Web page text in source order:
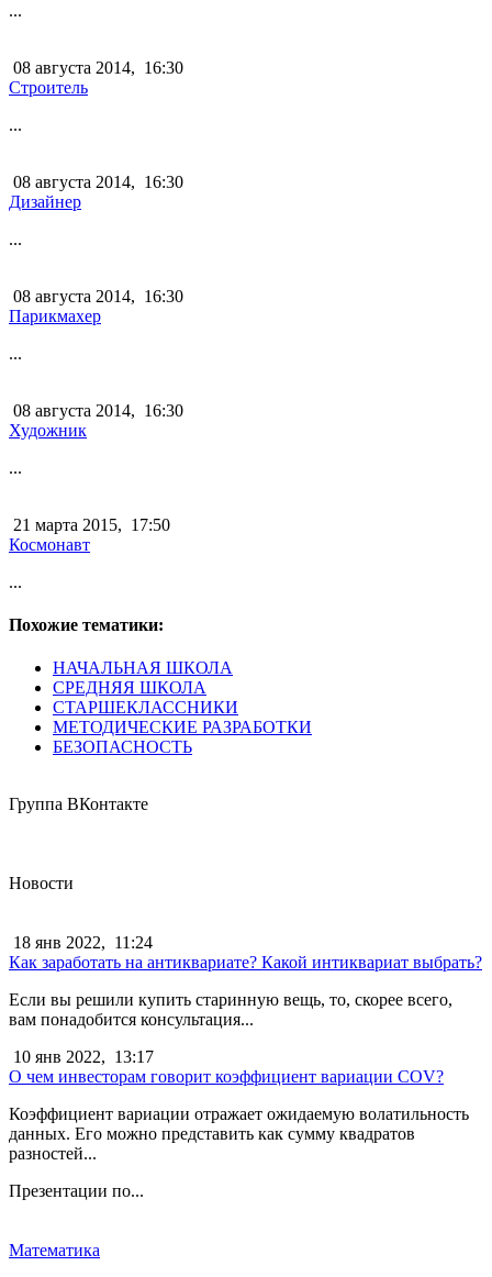
...
08 августа 2014, 16:30
Строитель
...
08 августа 2014, 16:30
Дизайнер
...
08 августа 2014, 16:30
Парикмахер
...
08 августа 2014, 16:30
Художник
...
21 марта 2015, 17:50
Космонавт
...
Похожие тематики:
НАЧАЛЬНАЯ ШКОЛА
СРЕДНЯЯ ШКОЛА
СТАРШЕКЛАССНИКИ
МЕТОДИЧЕСКИЕ РАЗРАБОТКИ
БЕЗОПАСНОСТЬ
Группа ВКонтакте
Новости
18 янв 2022, 11:24
Как заработать на антиквариате? Какой интиквариат выбрать?
Если вы решили купить старинную вещь, то, скорее всего,
вам понадобится консультация...
10 янв 2022, 13:17
О чем инвесторам говорит коэффициент вариации COV?
Коэффициент вариации отражает ожидаемую волатильность
данных. Его можно представить как сумму квадратов
разностей...
Презентации по...
Математика